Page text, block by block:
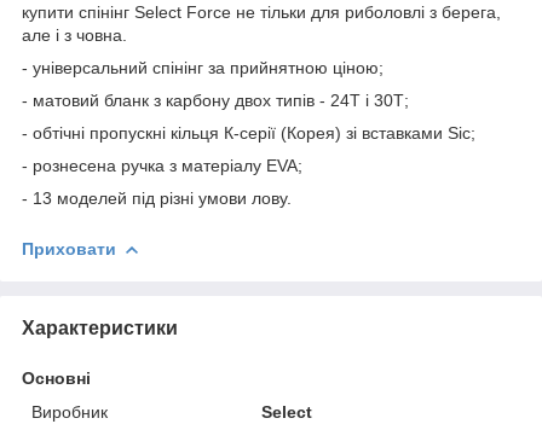
купити спінінг Select Force не тільки для риболовлі з берега,
але і з човна.
- універсальний спінінг за прийнятною ціною;
- матовий бланк з карбону двох типів - 24Т і 30Т;
- обтічні пропускні кільця К-серії (Корея) зі вставками Sic;
- рознесена ручка з матеріалу EVA;
- 13 моделей під різні умови лову.
Приховати
Характеристики
Основні
Виробник
Select